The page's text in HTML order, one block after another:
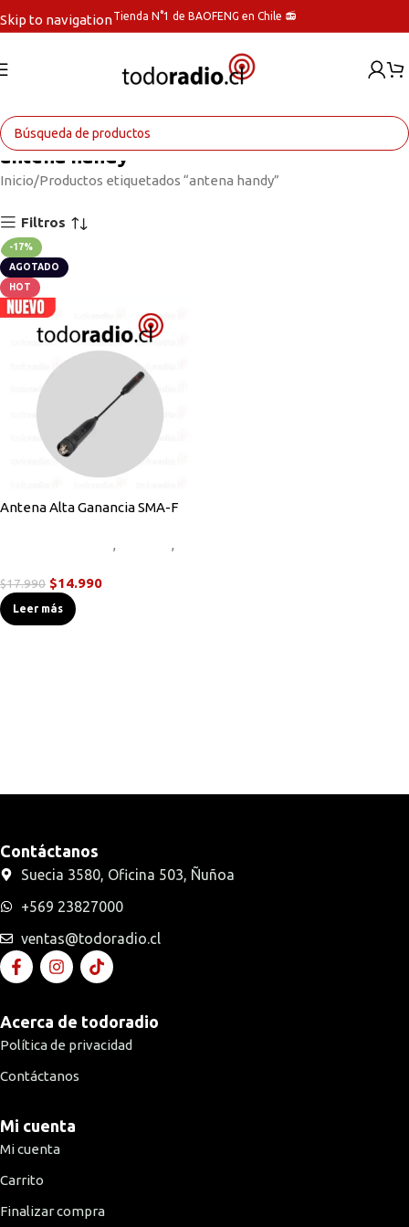
Skip to navigationTienda N°1 de BAOFENG en Chile 📻
antena handy
Inicio Productos etiquetados “antena handy”
Filtros
-17%
AGOTADO
HOT
Antena Alta Ganancia SMA-F
,
,
$17.990 $14.990
Leer más
Contáctanos
Suecia 3580, Oficina 503, Ñuñoa
+569 23827000
ventas@todoradio.cl
Acerca de todoradio
Política de privacidad
Contáctanos
Mi cuenta
Mi cuenta
Carrito
Finalizar compra